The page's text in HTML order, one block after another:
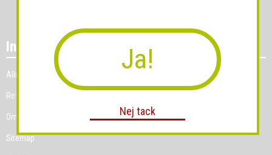
Information
Allmänna villkor
Referenskunder
Om Grossist.se
Sitemap
Ja!
Nej tack